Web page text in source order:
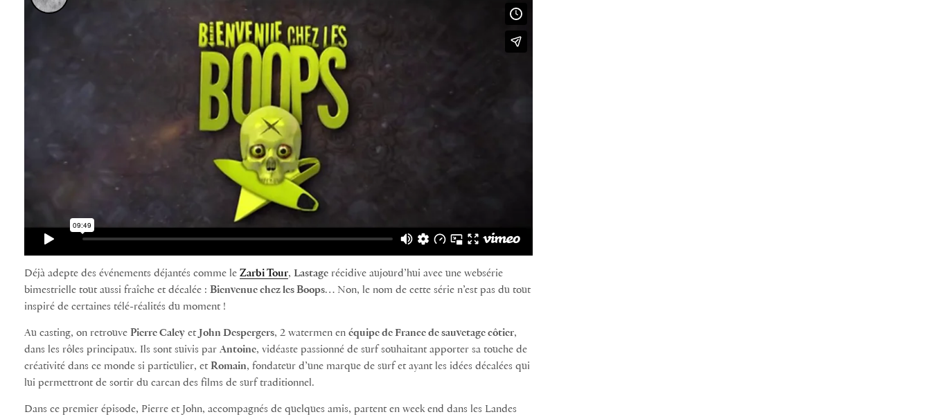
Déjà adepte des événements déjantés comme le Zarbi Tour, Lastage récidive aujourd’hui avec une websérie
bimestrielle tout aussi fraîche et décalée : Bienvenue chez les Boops… Non, le nom de cette série n’est pas du tout
inspiré de certaines télé-réalités du moment !
Au casting, on retrouve Pierre Caley etJohn Despergers, 2 watermen en équipe de France de sauvetage côtier,
dans les rôles principaux. Ils sont suivis par Antoine, vidéaste passionné de surf souhaitant apporter sa touche de
créativité dans ce monde si particulier, etRomain, fondateur d’une marque de surf et ayant les idées décalées qui
lui permettront de sortir du carcan des films de surf traditionnel.
Dans ce premier épisode, Pierre et John, accompagnés de quelques amis, partent en week end dans les Landes